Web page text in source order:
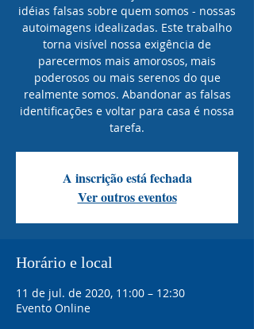
idéias falsas sobre quem somos - nossas
autoimagens idealizadas. Este trabalho
torna visível nossa exigência de
parecermos mais amorosos, mais
poderosos ou mais serenos do que
realmente somos. Abandonar as falsas
identificações e voltar para casa é nossa
tarefa.
A inscrição está fechada
Ver outros eventos
Horário e local
11 de jul. de 2020, 11:00 – 12:30
Evento Online